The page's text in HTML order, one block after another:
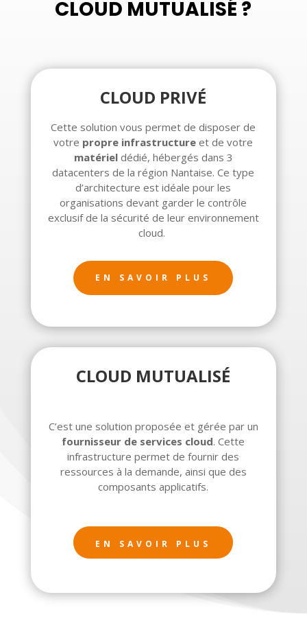
CLOUD MUTUALISÉ ?
CLOUD PRIVÉ
Cette solution vous permet de disposer de
votre propre infrastructure et de votre
matérieldédié, hébergés dans 3
datacenters de la région Nantaise. Ce type
d’architecture est idéale pour les
organisations devant garder le contrôle
exclusif de la sécurité de leur environnement
cloud.
EN SAVOIR PLUS
CLOUD MUTUALISÉ
C’est une solution proposée et gérée par un
fournisseur de services cloud. Cette
infrastructure permet de fournir des
ressources à la demande, ainsi que des
composants applicatifs.
EN SAVOIR PLUS